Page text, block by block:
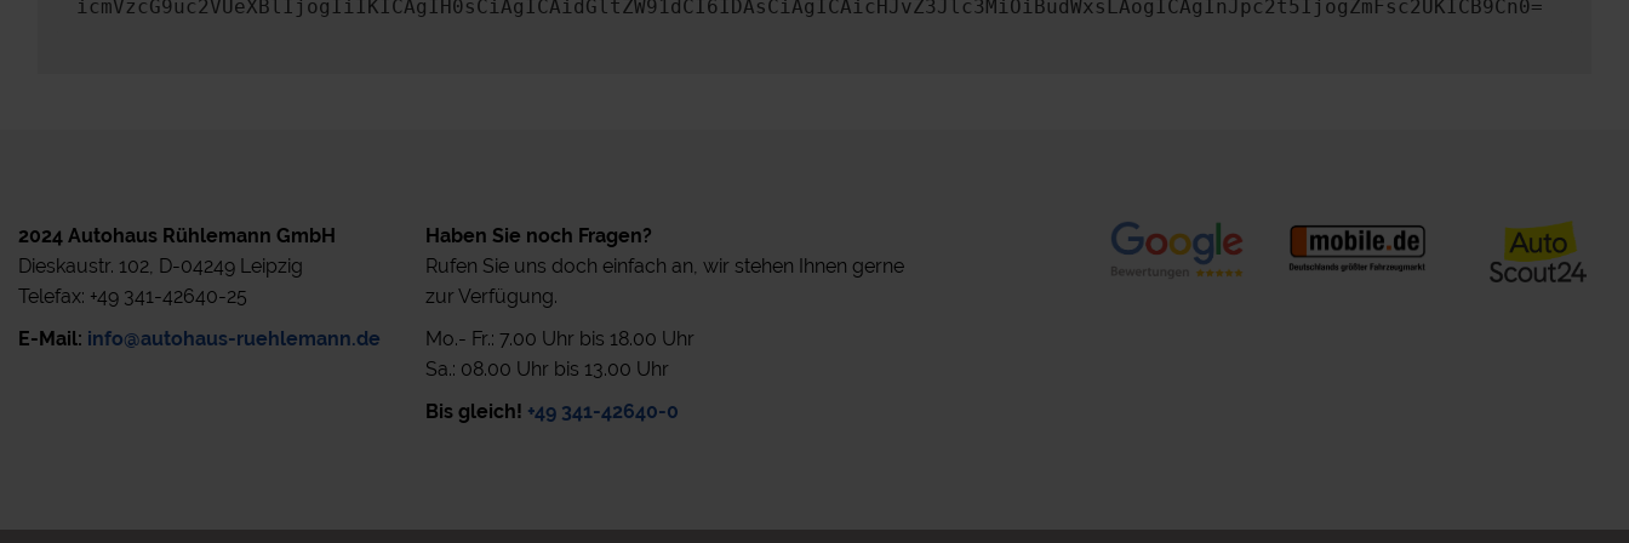
icmVzcG9uc2VUeXBlIjogIiIKICAgIH0sCiAgICAidGltZW91dCI6IDAsCiAgICAicHJvZ3Jlc3MiOiBudWxsLAogICAgInJpc2t5IjogZmFsc2UKICB9Cn0=
2024 Autohaus Rühlemann GmbH
Dieskaustr. 102, D-04249 Leipzig
Telefax: +49 341-42640-25
E-Mail: info@autohaus-ruehlemann.de
Haben Sie noch Fragen?
Rufen Sie uns doch einfach an, wir stehen Ihnen gerne
zur Verfügung.
Mo.- Fr.: 7.00 Uhr bis 18.00 Uhr
Sa.: 08.00 Uhr bis 13.00 Uhr
Bis gleich! +49 341-42640-0